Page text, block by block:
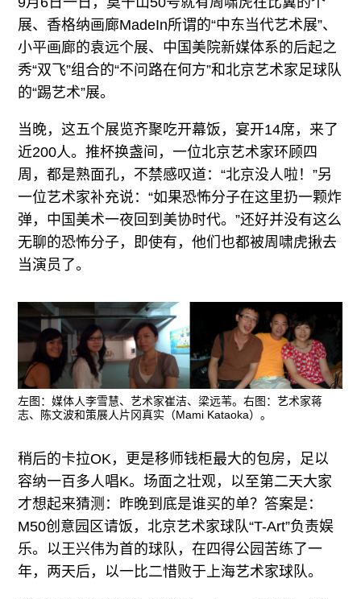
联系我们
关注我们
展、香格纳画廊MadeIn所谓的“中东当代艺术展”、
小平画廊的袁远个展、中国美院新媒体系的后起之
秀“双飞”组合的“不问路在何方”和北京艺术家足球队
的“踢艺术”展。
当晚，这五个展览齐聚吃开幕饭，宴开14席，来了
近200人。推杯换盏间，一位北京艺术家环顾四
周，都是熟面孔，不禁感叹道：“北京没人啦！”另
一位艺术家补充说：“如果恐怖分子在这里扔一颗炸
弹，中国美术一夜回到美协时代。”还好并没有这么
无聊的恐怖分子，即使有，他们也都被周啸虎揪去
当演员了。
左图：媒体人李雪慧、艺术家崔洁、梁远苇。右图：艺术家蒋
志、陈文波和策展人片冈真实（Mami Kataoka）。
稍后的卡拉OK，更是移师钱柜最大的包房，足以
容纳一百多人唱K。场面之壮观，以至第二天大家
才想起来猜测：昨晚到底是谁买的单？答案是：
M50创意园区请饭，北京艺术家球队“T-Art”负责娱
乐。以王兴伟为首的球队，在四得公园苦练了一
年，两天后，以一比二惜败于上海艺术家球队。